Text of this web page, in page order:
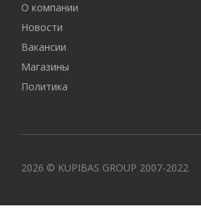
О компании
Новости
Вакансии
Магазины
Политика
2026 © KUPIBAS GROUP 2007-2022